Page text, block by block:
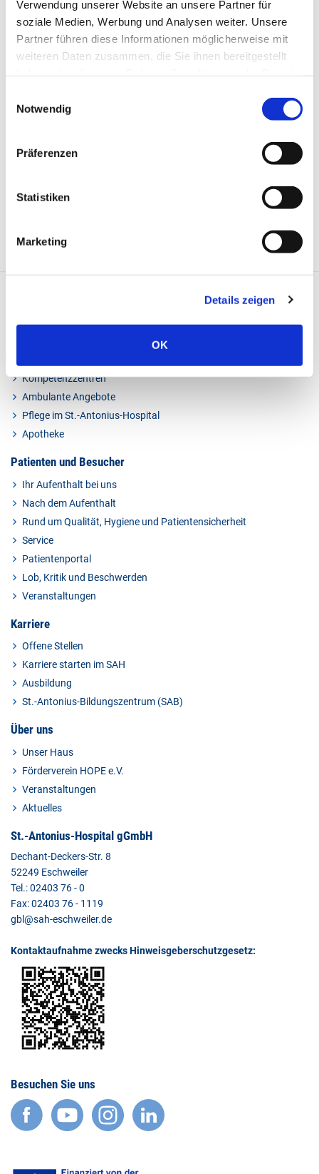
Verwendung unserer Website an unsere Partner für
soziale Medien, Werbung und Analysen weiter. Unsere
Partner führen diese Informationen möglicherweise mit
weiteren Daten zusammen, die Sie ihnen bereitgestellt
Notwendig
Präferenzen
Statistiken
Marketing
Details zeigen
OK
ZURÜCK
Kompetenzzentren
Ambulante Angebote
Pflege im St.-Antonius-Hospital
Apotheke
Patienten und Besucher
Ihr Aufenthalt bei uns
Nach dem Aufenthalt
Rund um Qualität, Hygiene und Patientensicherheit
Service
Patientenportal
Lob, Kritik und Beschwerden
Veranstaltungen
Karriere
Offene Stellen
Karriere starten im SAH
Ausbildung
St.-Antonius-Bildungszentrum (SAB)
Über uns
Unser Haus
Förderverein HOPE e.V.
Veranstaltungen
Aktuelles
St.-Antonius-Hospital gGmbH
Dechant-Deckers-Str. 8
52249 Eschweiler
Tel.: 02403 76 - 0
Fax: 02403 76 - 1119
gbl@sah-eschweiler.de
Kontaktaufnahme zwecks Hinweisgeberschutzgesetz:
Besuchen Sie uns
facebook
YouTube
Instagram